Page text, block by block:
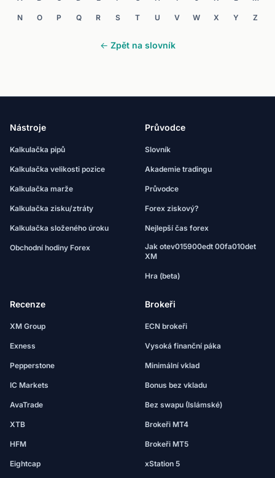
N O P Q R S T U V W X Y Z
← Zpět na slovník
Nástroje
Kalkulačka pipů
Kalkulačka velikosti pozice
Kalkulačka marže
Kalkulačka zisku/ztráty
Kalkulačka složeného úroku
Obchodní hodiny Forex
Průvodce
Slovník
Akademie tradingu
Průvodce
Forex ziskový?
Nejlepší čas forex
Jak otev015900edt 00fa010det
XM
Hra (beta)
Recenze
XM Group
Exness
Pepperstone
IC Markets
AvaTrade
XTB
HFM
Eightcap
Brokeři
ECN brokeři
Vysoká finanční páka
Minimální vklad
Bonus bez vkladu
Bez swapu (Islámské)
Brokeři MT4
Brokeři MT5
xStation 5